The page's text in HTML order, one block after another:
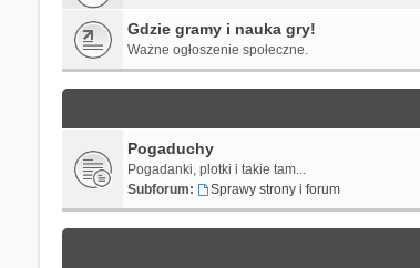
Gdzie gramy i nauka gry!
Ważne ogłoszenie społeczne.
Pogaduchy
Pogadanki, plotki i takie tam...
Subforum:
Sprawy strony i forum